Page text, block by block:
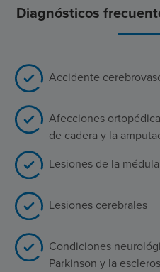
Diagnósticos
Accidente
Afecciones
de cadera y la
Lesiones de la
Lesiones cerebrales
Condiciones
Parkinson y la